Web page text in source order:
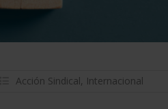
Acción Sindical, Internacional